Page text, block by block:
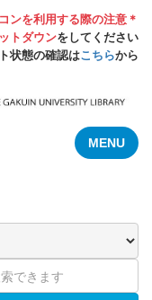
ンを利用する際の注意＊
トダウンをしてください
状態の確認はこちらから
MENU